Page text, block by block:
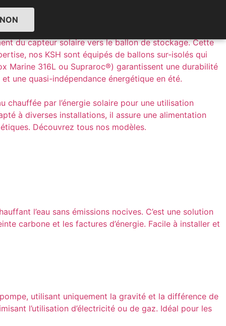
selon le principe ancestral du thermosiphon, ce
du capteur solaire vers le ballon de stockage. Cette
nos KSH sont équipés de ballons sur-isolés qui
Marine 316L ou Supraroc®) garantissent une durabilité
une quasi-indépendance énergétique en été.
chauffée par l’énergie solaire pour une utilisation
à diverses installations, il assure une alimentation
Découvrez tous nos modèles.
l’eau sans émissions nocives. C’est une solution
carbone et les factures d’énergie. Facile à installer et
utilisant uniquement la gravité et la différence de
l’utilisation d’électricité ou de gaz. Idéal pour les
NON